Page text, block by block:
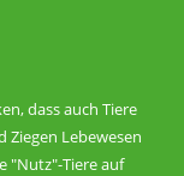
dass auch Tiere
Ziegen Lebewesen
"Nutz"-Tiere auf